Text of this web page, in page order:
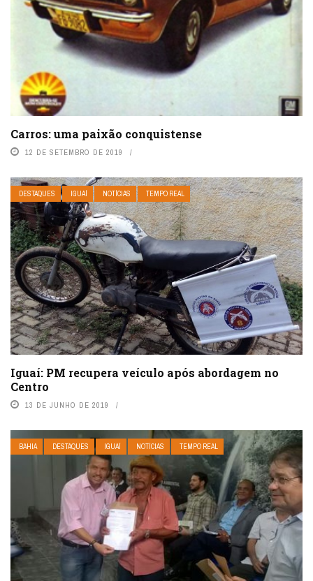
Carros: uma paixão conquistense
12 DE SETEMBRO DE 2019
DESTAQUES IGUAÍ NOTÍCIAS TEMPO REAL
Iguaí: PM recupera veículo após abordagem no
Centro
13 DE JUNHO DE 2019
BAHIA DESTAQUES IGUAÍ NOTÍCIAS TEMPO REAL